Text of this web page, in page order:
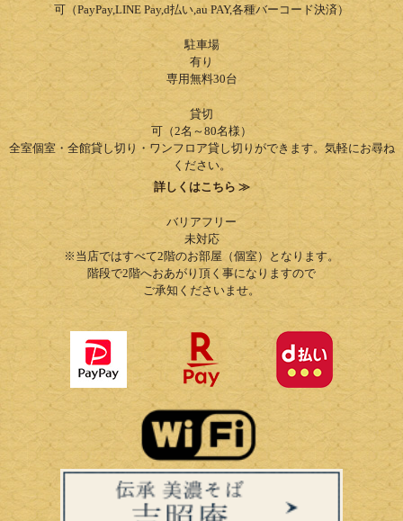
可（PayPay,LINE Pay,d払い,au PAY,各種バーコード決済）
駐車場
有り
専用無料30台
貸切
可（2名～80名様）
全室個室・全館貸し切り・ワンフロア貸し切りができます。気軽にお尋ね
ください。
詳しくはこちら ≫
バリアフリー
未対応
※当店ではすべて2階のお部屋（個室）となります。
階段で2階へおあがり頂く事になりますので
ご承知くださいませ。